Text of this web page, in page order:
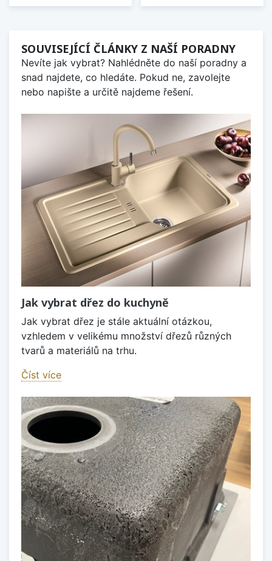
SOUVISEJÍCÍ ČLÁNKY Z NAŠÍ PORADNY
Nevíte jak vybrat? Nahlédněte do naší poradny a
snad najdete, co hledáte. Pokud ne, zavolejte
nebo napište a určitě najdeme řešení.
Jak vybrat dřez do kuchyně
Jak vybrat dřez je stále aktuální otázkou,
vzhledem v velikému množství dřezů různých
tvarů a materiálů na trhu.
Číst více